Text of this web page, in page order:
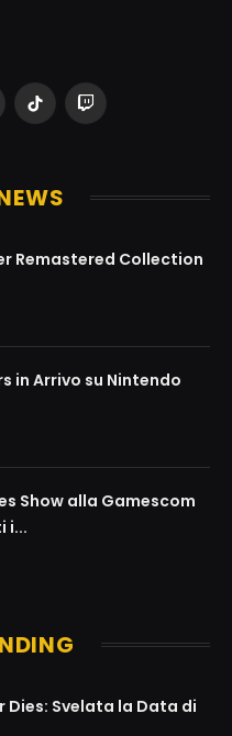
TikTokTwitch
Remastered Collection
in Arrivo su Nintendo
Show alla Gamescom
i...
Dies: Svelata la Data di